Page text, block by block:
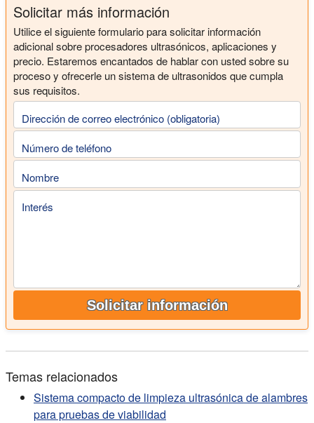
Solicitar más información
Utilice el siguiente formulario para solicitar información
adicional sobre procesadores ultrasónicos, aplicaciones y
precio. Estaremos encantados de hablar con usted sobre su
proceso y ofrecerle un sistema de ultrasonidos que cumpla
sus requisitos.
Dirección de correo electrónico (obligatoria)
Número de teléfono
Nombre
Interés
Solicitar información
Temas relacionados
Sistema compacto de limpieza ultrasónica de alambres
para pruebas de viabilidad